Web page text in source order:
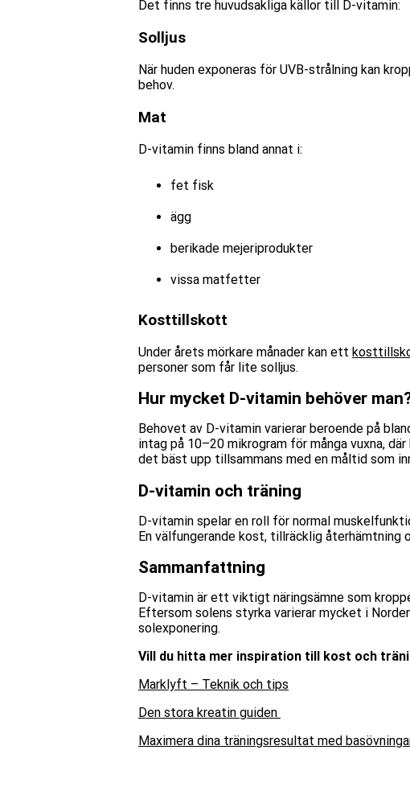
Det finns tre huvudsakliga källor till D-vitamin:
Solljus
När huden exponeras för UVB-strålning kan
behov.
Mat
D-vitamin finns bland annat i:
fet fisk
ägg
berikade mejeriprodukter
vissa matfetter
Kosttillskott
Under årets mörkare månader kan ett
personer som får lite solljus.
Hur mycket D-vitamin behöver
Behovet av D-vitamin varierar beroende på
intag på 10–20 mikrogram för många vuxna,
det bäst upp tillsammans med en måltid som
D-vitamin och träning
D-vitamin spelar en roll för normal
En välfungerande kost, tillräcklig
Sammanfattning
D-vitamin är ett viktigt näringsämne som
Eftersom solens styrka varierar mycket i
solexponering.
Vill du hitta mer inspiration till kost och
Marklyft – Teknik och tips
Den stora kreatin guiden
Maximera dina träningsresultat med